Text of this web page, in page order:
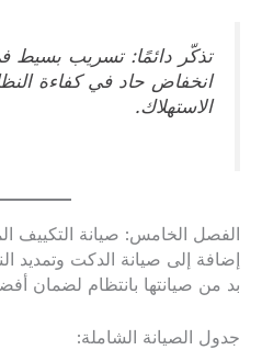
تذكّر دائمًا: تسريب بسيط
انخفاض حاد في كفاءة
الاستهلاك.
الفصل الخامس: صيانة التكييف
إضافة إلى صيانة الدكت وتمديد
بد من صيانتها بانتظام لضمان
جدول الصيانة الشاملة: